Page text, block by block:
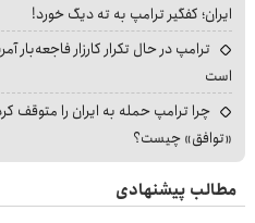
ایران؛ کفگیر ترامپ به ته دیگ خورد!
ترامپ در حال تکرار کارزار فاجعه‌بار
است
چرا ترامپ حمله به ایران را متوقف
«توافق» چیست؟
مطالب پیشنهادی